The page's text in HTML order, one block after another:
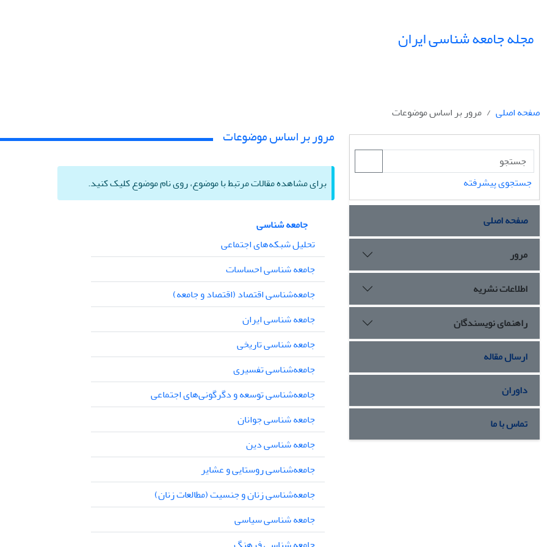
مجله جامعه شناسی ایران
صفحه اصلی مرور بر اساس موضوعات
جستجوی پیشرفته
صفحه اصلی
مرور
اطلاعات نشریه
راهنمای نویسندگان
ارسال مقاله
داوران
تماس با ما
مرور بر اساس موضوعات
برای مشاهده مقالات مرتبط با موضوع، روی نام موضوع کلیک کنید.
جامعه شناسی
تحلیل شبکه‌های اجتماعی
جامعه شناسی احساسات
جامعه‌شناسی اقتصاد (اقتصاد و جامعه)
جامعه شناسی ایران
جامعه شناسی تاریخی
جامعه‌شناسی تفسیری
جامعه‌شناسی توسعه و دگرگونی‌های اجتماعی
جامعه شناسی جوانان
جامعه شناسی دین
جامعه‌شناسی روستایی و عشایر
جامعه‌شناسی زنان و جنسیت (مطالعات زنان)
جامعه شناسی سیاسی